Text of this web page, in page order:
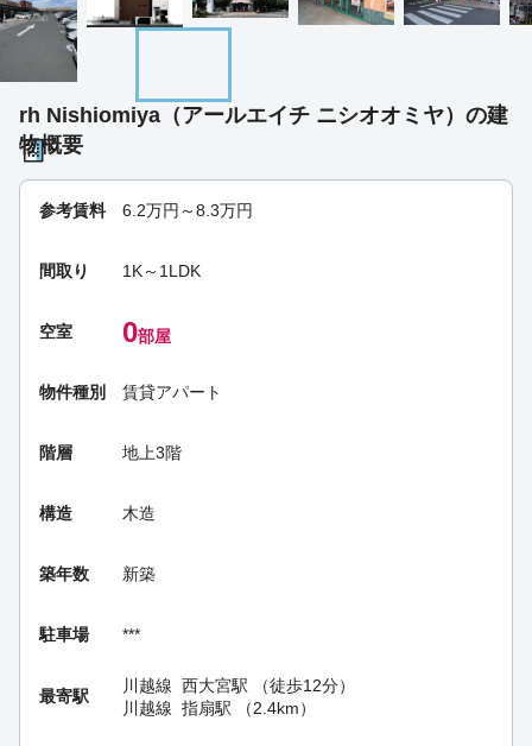
rh Nishiomiya（アールエイチ ニシオオミヤ）の建
物概要
参考賃料 6.2万円～8.3万円
間取り 1K～1LDK
空室 0部屋
物件種別 賃貸アパート
階層 地上3階
構造 木造
築年数 新築
駐車場 ***
最寄駅
川越線 西大宮駅 （徒歩12分）
川越線 指扇駅 （2.4km）